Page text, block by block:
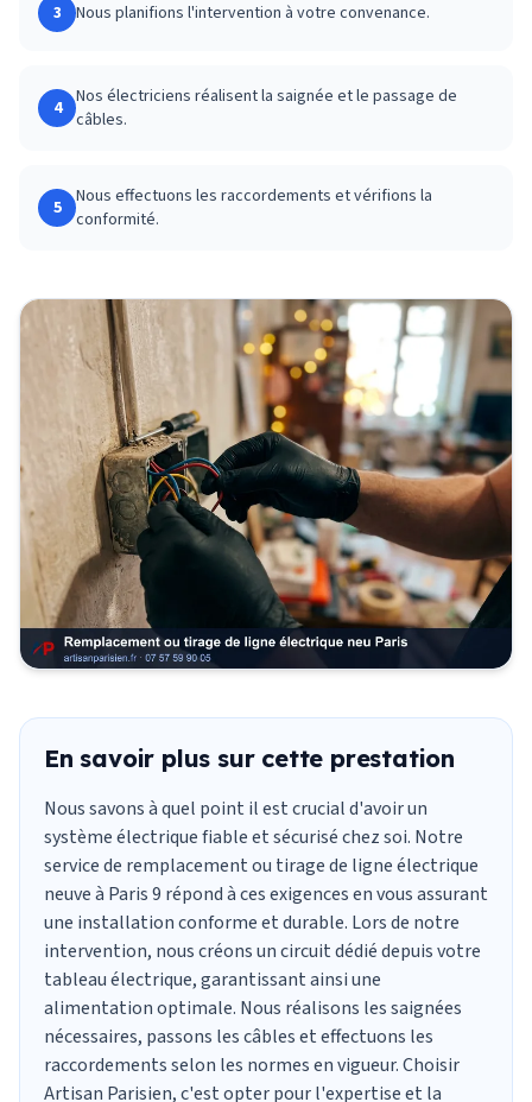
3 Nous planifions l'intervention à votre convenance.
4
Nos électriciens réalisent la saignée et le passage de
câbles.
5
Nous effectuons les raccordements et vérifions la
conformité.
En savoir plus sur cette prestation
Nous savons à quel point il est crucial d'avoir un
système électrique fiable et sécurisé chez soi. Notre
service de remplacement ou tirage de ligne électrique
neuve à Paris 9 répond à ces exigences en vous assurant
une installation conforme et durable. Lors de notre
intervention, nous créons un circuit dédié depuis votre
tableau électrique, garantissant ainsi une
alimentation optimale. Nous réalisons les saignées
nécessaires, passons les câbles et effectuons les
raccordements selon les normes en vigueur. Choisir
Artisan Parisien, c'est opter pour l'expertise et la